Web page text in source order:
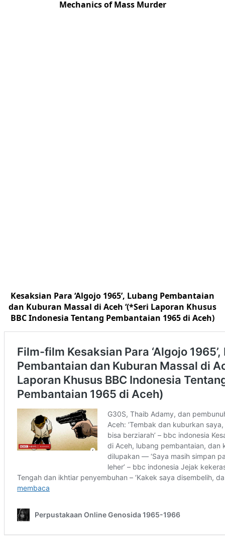
Mechanics of Mass Murder
Kesaksian Para ‘Algojo 1965’, Lubang Pembantaian
dan Kuburan Massal di Aceh ‘(*Seri Laporan Khusus
BBC Indonesia Tentang Pembantaian 1965 di Aceh)